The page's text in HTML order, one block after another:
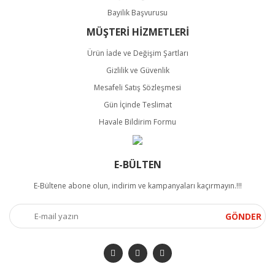
Bayilik Başvurusu
MÜŞTERİ HİZMETLERİ
Ürün İade ve Değişim Şartları
Gizlilik ve Güvenlik
Mesafeli Satış Sözleşmesi
Gün İçinde Teslimat
Havale Bildirim Formu
E-BÜLTEN
E-Bültene abone olun, indirim ve kampanyaları kaçırmayın.!!!
GÖNDER